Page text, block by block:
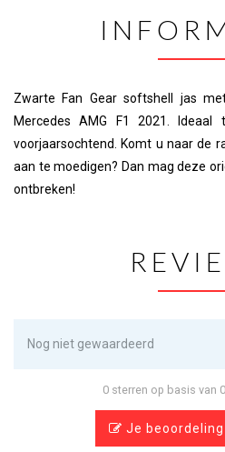
Zwarte Fan Gear softshell jas
Mercedes AMG F1 2021.
voorjaarsochtend. Komt u naar de
aan te moedigen? Dan mag deze
ontbreken!
Nog niet gewaardeerd
0 sterren op basis van
Je